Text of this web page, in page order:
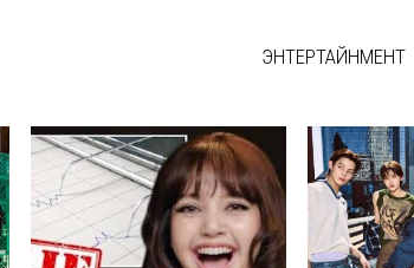
ЭНТЕРТАЙНМЕНТ